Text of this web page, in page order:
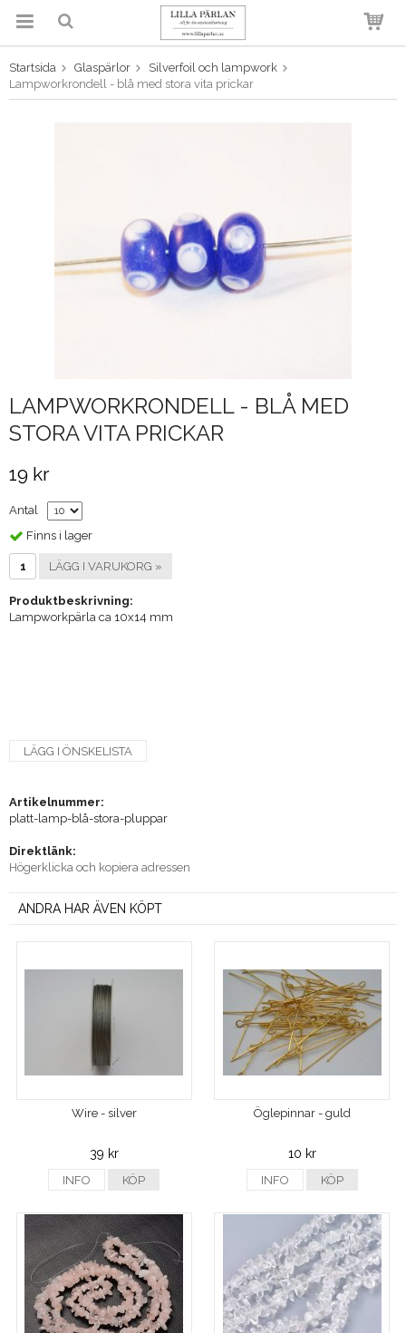
Produkten har blivit tillagd i
varukorgen
Startsida Glaspärlor
Silverfoil och lampwork
Lampworkrondell - blå med stora vita prickar
LAMPWORKRONDELL - BLÅ MED
STORA VITA PRICKAR
19 kr
Antal
Finns i lager
LÄGG I VARUKORG »
Produktbeskrivning:
Lampworkpärla ca 10x14 mm
LÄGG I ÖNSKELISTA
Artikelnummer:
platt-lamp-blå-stora-pluppar
Direktlänk:
Högerklicka och kopiera adressen
ANDRA HAR ÄVEN KÖPT
Wire - silver
39 kr
INFO KÖP
Öglepinnar - guld
10 kr
INFO KÖP